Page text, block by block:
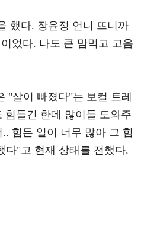
했다. 장윤정 언니 뜨니까
었다. 나도 큰 맘먹고 고음
"살이 빠졌다"는 보컬 트레
힘들긴 한데 많이들 도와주
힘든 일이 너무 많아 그 힘
다"고 현재 상태를 전했다.